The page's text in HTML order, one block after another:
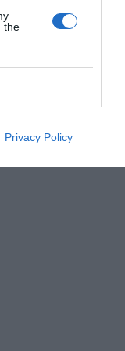
the
Privacy Policy